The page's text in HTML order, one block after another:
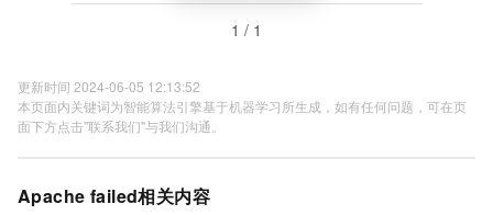
1 / 1
更新时间 2024-06-05 12:13:52
本页面内关键词为智能算法引擎基于机器学习所生成，如有任何问题，可在页
面下方点击"联系我们"与我们沟通。
Apache failed相关内容